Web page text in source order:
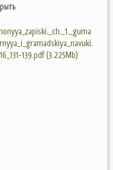
139.pdf (3.225Mb)